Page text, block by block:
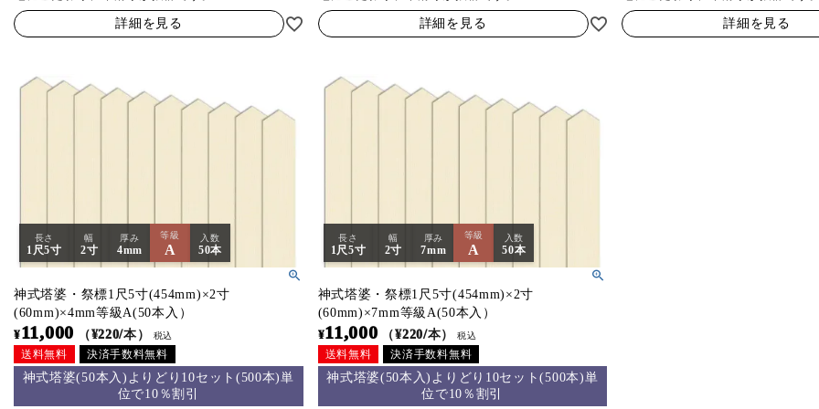
詳細を見る 詳細を見る 詳細を見る
長さ
1尺5寸
幅
2寸
厚み
4mm
等級
A
入数
50本
神式塔婆・祭標1尺5寸(454mm)×2寸
(60mm)×4mm等級A(50本入）
¥11,000 （¥220/本） 税込
送料無料 決済手数料無料
神式塔婆(50本入)よりどり10セット(500本)単
位で10％割引
長さ
1尺5寸
幅
2寸
厚み
7mm
等級
A
入数
50本
神式塔婆・祭標1尺5寸(454mm)×2寸
(60mm)×7mm等級A(50本入）
¥11,000 （¥220/本） 税込
送料無料 決済手数料無料
神式塔婆(50本入)よりどり10セット(500本)単
位で10％割引